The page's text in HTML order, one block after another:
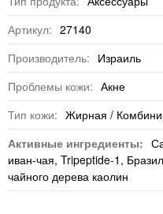
Артикул: 27140
Производитель: Израиль
Проблемы кожи: Акне
Тип кожи: Жирная /
Активные ингредиенты:
иван-чая, Tripeptide-1,
чайного дерева каолин